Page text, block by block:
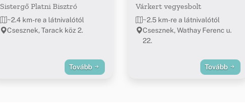
Sistergő Platni Bisztró
~2.4 km-re a látnivalótól
Csesznek, Tarack köz 2.
Tovább
Várkert vegyesbolt
~2.5 km-re a látnivalótól
Csesznek, Wathay Ferenc u.
22.
Tovább